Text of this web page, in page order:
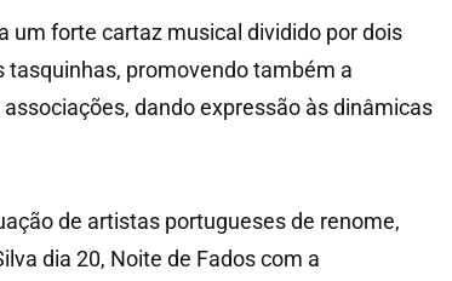
um forte cartaz musical dividido por dois
tasquinhas, promovendo também a
dando expressão às dinâmicas
de artistas portugueses de renome,
dia 20, Noite de Fados com a